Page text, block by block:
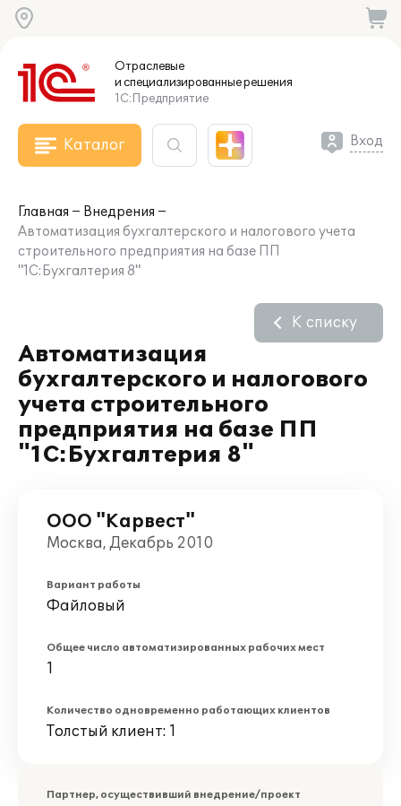
Отраслевые
и специализированныерешения
1С:Предприятие
Каталог Вход
Главная
Внедрения
Автоматизация бухгалтерского и налогового учета
строительного предприятия на базе ПП
"1С:Бухгалтерия 8"
Автоматизация
бухгалтерского и налогового
учета строительного
предприятия на базе ПП
"1С:Бухгалтерия 8"
К списку
ООО "Карвест"
Москва, Декабрь 2010
Вариант работы
Файловый
Общее число автоматизированных рабочих мест
1
Количество одновременно работающих клиентов
Толстый клиент: 1
Партнер, осуществивший внедрение/проект